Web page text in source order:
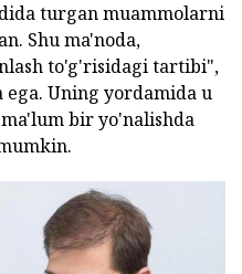
turgan muammolarni
Shu ma'noda,
to'g'risidagi tartibi",
Uning yordamida u
bir yo'nalishda